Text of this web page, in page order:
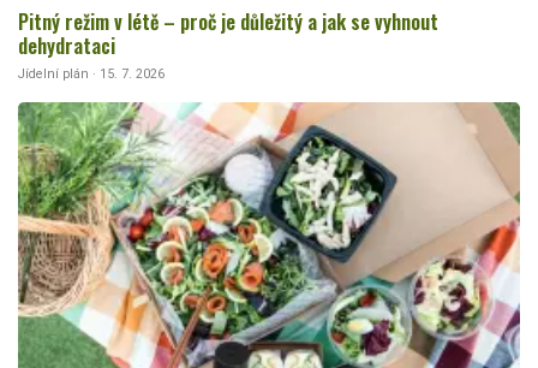
Pitný režim v létě – proč je důležitý a jak se vyhnout
dehydrataci
Jídelní plán · 15. 7. 2026